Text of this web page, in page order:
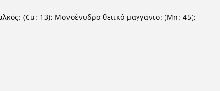
(Cu: 13); Μονοένυδρο θειικό μαγγάνιο: (Mn: 45);